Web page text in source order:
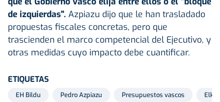
de izquierdas". Azpiazu dijo que le han trasladado
propuestas fiscales concretas, pero que
trascienden el marco competencial del Ejecutivo, y
otras medidas cuyo impacto debe cuantificar.
ETIQUETAS
EH Bildu Pedro Azpiazu Presupuestos vascos